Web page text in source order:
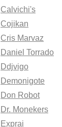
Calvichi's
Cojikan
Cris Marvaz
Daniel Torrado
Ddjvigo
Demonigote
Don Robot
Dr. Monekers
Exprai